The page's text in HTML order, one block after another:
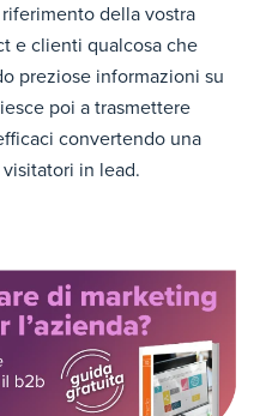
della vostra
e clienti qualcosa che
preziose informazioni su
poi a trasmettere
convertendo una
in lead.